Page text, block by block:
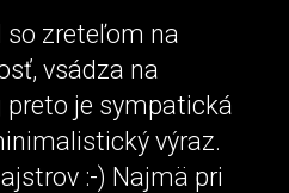
so zreteľom na
vsádza na
preto je sympatická
výraz.
:-) Najmä pri